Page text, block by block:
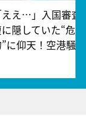
ええ…」入国審査
隠していた“危
に仰天！空港騒